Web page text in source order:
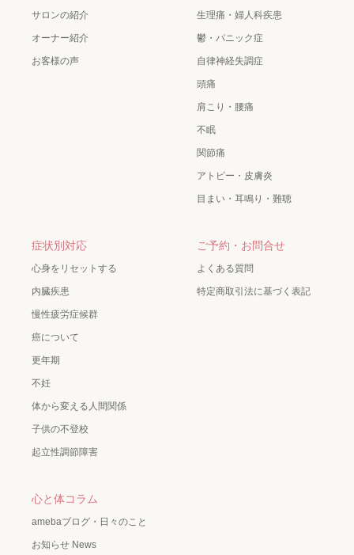
サロンの紹介
オーナー紹介
お客様の声
生理痛・婦人科疾患
鬱・パニック症
自律神経失調症
頭痛
肩こり・腰痛
不眠
関節痛
アトピー・皮膚炎
目まい・耳鳴り・難聴
症状別対応
心身をリセットする
内臓疾患
慢性疲労症候群
癌について
更年期
不妊
体から変える人間関係
子供の不登校
起立性調節障害
ご予約・お問合せ
よくある質問
特定商取引法に基づく表記
心と体コラム
amebaブログ・日々のこと
お知らせ News